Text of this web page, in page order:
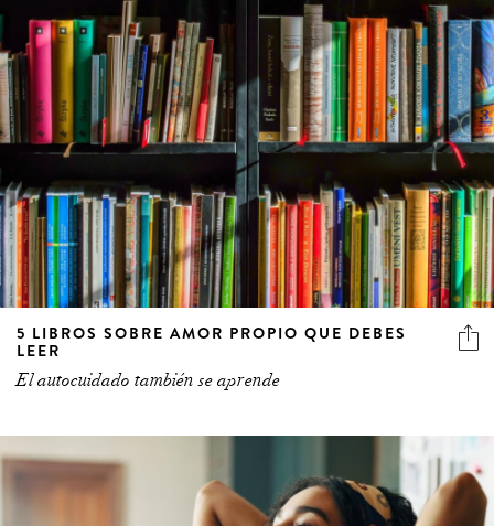
5 LIBROS SOBRE AMOR PROPIO QUE DEBES
LEER
El autocuidado también se aprende